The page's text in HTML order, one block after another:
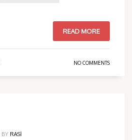
READ MORE
NO COMMENTS
BY RASI